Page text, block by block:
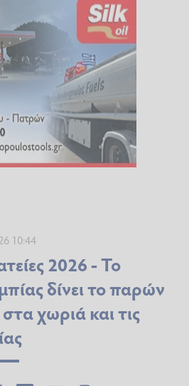
10:44
2026 - Το
δίνει το παρών
χωριά και τις